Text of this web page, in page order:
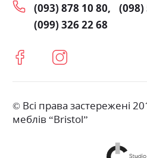
(093) 878 10 80
(098)
(099) 326 22 68
© Всі права застережені
меблів “Bristol”